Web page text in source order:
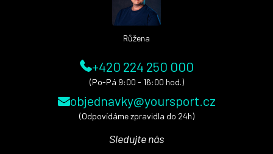
Růžena
+420 224 250 000
(Po-Pá 9:00 - 16:00 hod.)
objednavky@yoursport.cz
(Odpovídáme zpravidla do 24h)
Sledujte nás